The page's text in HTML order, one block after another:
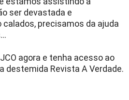
ser devastada e
precisamos da ajuda
agora e tenha acesso ao
destemida Revista A Verdade.